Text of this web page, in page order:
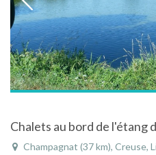
Champagnat (37 km), Creuse,